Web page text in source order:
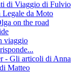
di Viaggio di Fulvio
Legale da Moto
on the road
viaggio
- Gli articoli di Anna
Matteo